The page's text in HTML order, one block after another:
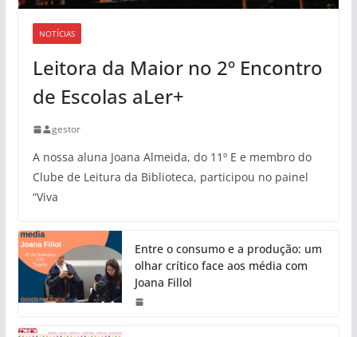
NOTÍCIAS
Leitora da Maior no 2º Encontro
de Escolas aLer+
gestor
A nossa aluna Joana Almeida, do 11º E e membro do
Clube de Leitura da Biblioteca, participou no painel
“Viva
Entre o consumo e a produção: um
olhar crítico face aos média com
Joana Fillol